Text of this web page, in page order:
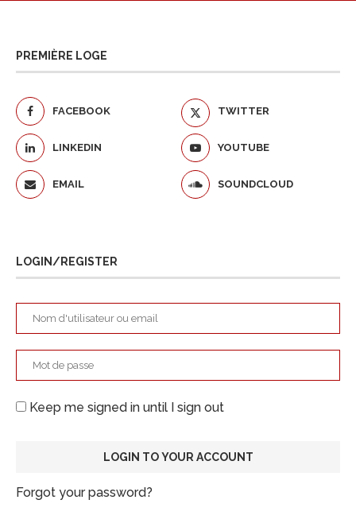
PREMIÈRE LOGE
FACEBOOK TWITTER
LINKEDIN YOUTUBE
EMAIL SOUNDCLOUD
LOGIN/REGISTER
Keep me signed in until I sign out
Forgot your password?